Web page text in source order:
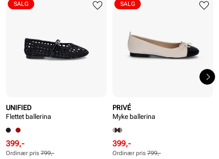
UNIFIED
Flettet ballerina
Rabattert
pris
399,-
Ordinær
pris
Ordinær pris 799,-
SALG
PRIVÉ
Myke ballerina
Rabattert
pris
399,-
Ordinær
pris
Ordinær pris 799,-
SALG